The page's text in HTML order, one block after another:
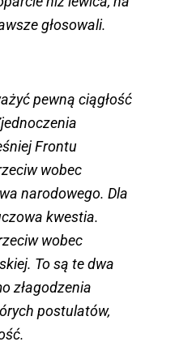
głosowali.
pewną ciągłość
Frontu
wobec
narodowego. Dla
kwestia.
wobec
To są te dwa
złagodzenia
postulatów,